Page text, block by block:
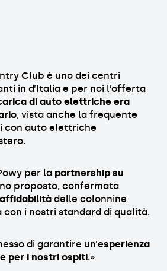
Club è uno dei centri
in d’Italia e per noi l’offerta
di auto elettriche era
, vista anche la frequente
con auto elettriche
per la partnership su
proposto, confermata
affidabilità delle colonnine
i nostri standard di qualità.
di garantire un’esperienza
per i nostri ospiti.»